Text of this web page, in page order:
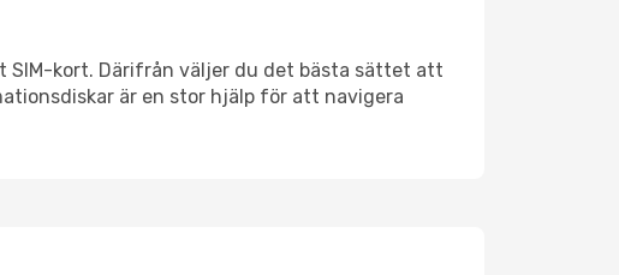
SIM-kort. Därifrån väljer du det bästa sättet att
är en stor hjälp för att navigera